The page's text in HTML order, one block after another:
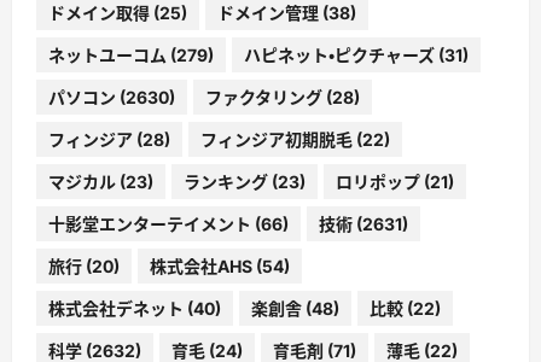
ドメイン取得 (25) ドメイン管理 (38)
ネットユーコム (279) ハピネット・ピクチャーズ (31)
パソコン (2630) ファクタリング (28)
フィンジア (28) フィンジア初期脱毛 (22)
マジカル (23) ランキング (23) ロリポップ (21)
十影堂エンターテイメント (66) 技術 (2631)
旅行 (20) 株式会社AHS (54)
株式会社デネット (40) 楽創舎 (48) 比較 (22)
科学 (2632) 育毛 (24) 育毛剤 (71) 薄毛 (22)